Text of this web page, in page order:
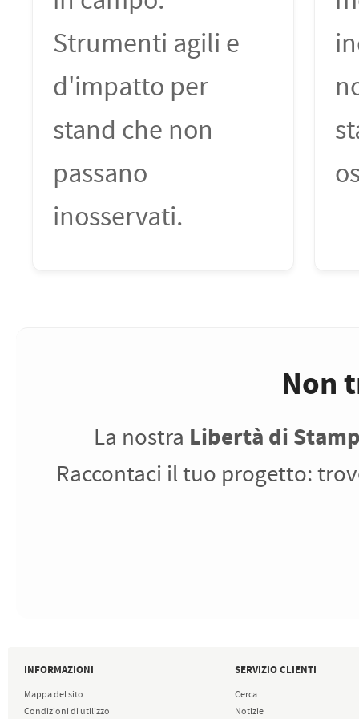
Strumenti agili e
d'impatto per
stand che non
passano
inosservati.
Non
La nostra Libertà di
Raccontaci il tuo progetto:
INFORMAZIONI
Mappa del sito
Condizioni di utilizzo
SERVIZIO CLIENTI
Cerca
Notizie